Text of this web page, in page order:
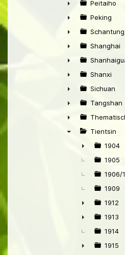
►
►
Peitaiho
►
Peking
►
Schantung
►
Shanghai
►
►
Shanxi
►
Sichuan
►
Tangshan
► Tientsin
►
1904
1905
1906/
1909
►
1912
►
1913
1914
1915